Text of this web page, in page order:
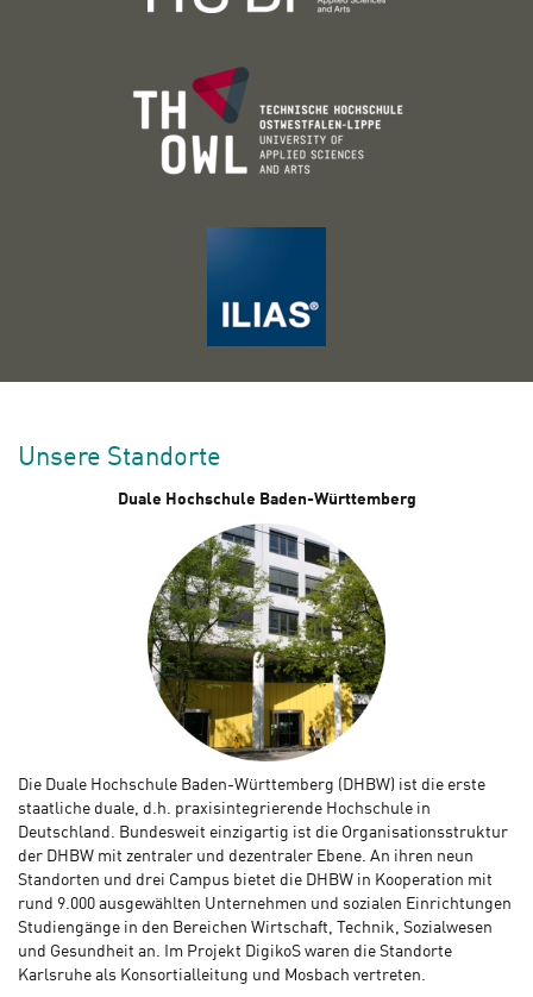
Unsere Standorte
Duale Hochschule Baden-Württemberg
Die Duale Hochschule Baden-Württemberg (DHBW) ist die erste
staatliche duale, d.h. praxisintegrierende Hochschule in
Deutschland. Bundesweit einzigartig ist die Organisationsstruktur
der DHBW mit zentraler und dezentraler Ebene. An ihren neun
Standorten und drei Campus bietet die DHBW in Kooperation mit
rund 9.000 ausgewählten Unternehmen und sozialen Einrichtungen
Studiengänge in den Bereichen Wirtschaft, Technik, Sozialwesen
und Gesundheit an. Im Projekt DigikoS waren die Standorte
Karlsruhe als Konsortialleitung und Mosbach vertreten.